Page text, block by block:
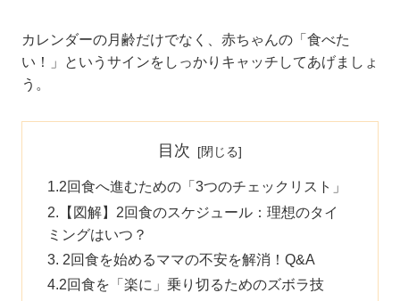
カレンダーの月齢だけでなく、赤ちゃんの「食べた
い！」というサインをしっかりキャッチしてあげましょ
う。
目次
2回食へ進むための「3つのチェックリスト」
【図解】2回食のスケジュール：理想のタイ
ミングはいつ？
2回食を始めるママの不安を解消！Q&A
2回食を「楽に」乗り切るためのズボラ技